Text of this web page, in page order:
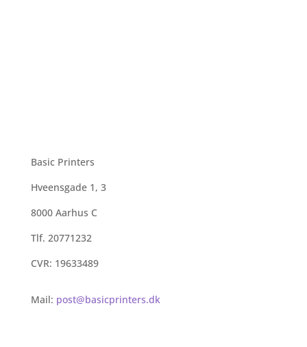
Basic Printers
Hveensgade 1, 3
8000 Aarhus C
Tlf. 20771232
CVR: 19633489
Mail: post@basicprinters.dk